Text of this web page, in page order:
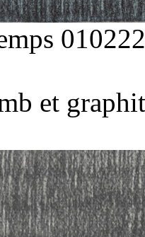
010222
et